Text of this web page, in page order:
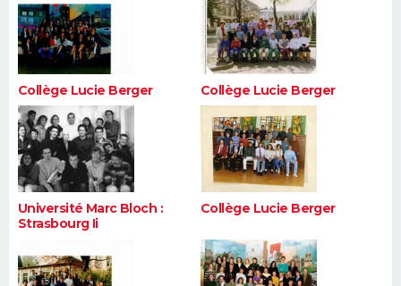
Collège Lucie Berger Collège Lucie Berger
Université Marc Bloch :
Strasbourg Ii
Collège Lucie Berger